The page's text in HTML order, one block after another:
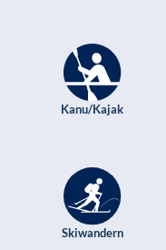
Kanu/Kajak
Skiwandern